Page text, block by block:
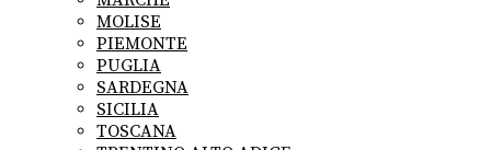
MOLISE
PIEMONTE
PUGLIA
SARDEGNA
SICILIA
TOSCANA